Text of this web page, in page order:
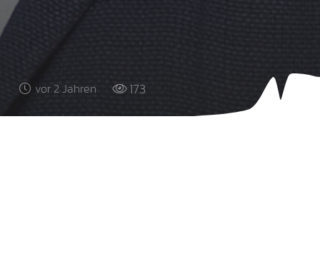
vor 2 Jahren 173